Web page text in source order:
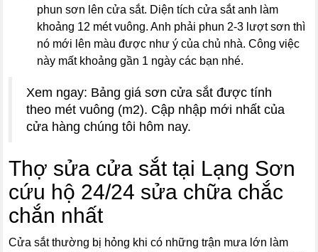
phun sơn lên cửa sắt. Diện tích cửa sắt anh làm
khoảng 12 mét vuông. Anh phải phun 2-3 lượt sơn thì
nó mới lên màu được như ý của chủ nhà. Công việc
này mất khoảng gần 1 ngày các bạn nhé.
Xem ngay: Bảng giá sơn cửa sắt được tính
theo mét vuông (m2). Cập nhập mới nhất của
cửa hàng chúng tôi hôm nay.
Thợ sửa cửa sắt tại Lạng Sơn
cứu hộ 24/24 sửa chữa chắc
chắn nhất
Cửa sắt thường bị hỏng khi có những trận mưa lớn làm